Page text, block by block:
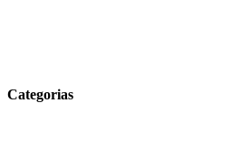
Categorias